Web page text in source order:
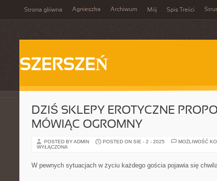
Strona główna Agnieszka Archiwum Mój Spis Treści
SZERSZEŃ
DZIŚ SKLEPY EROTYCZNE
MÓWIĄC OGROMNY
POSTED BY ADMIN POSTED ON SIE - 2 - 2025
MOŻLIWOŚĆ
WYŁĄCZONA
W pewnych sytuacjach w życiu każdego gościa pojawia się